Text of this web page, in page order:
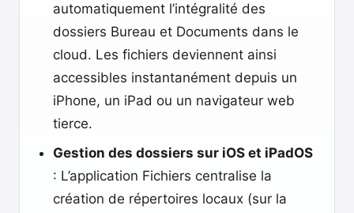
automatiquement l’intégralité des
dossiers Bureau et Documents dans le
cloud. Les fichiers deviennent ainsi
accessibles instantanément depuis un
iPhone, un iPad ou un navigateur web
tierce.
Gestion des dossiers sur iOS et iPadOS
: L’application Fichiers centralise la
création de répertoires locaux (sur la